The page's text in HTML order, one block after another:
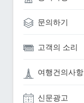
문의하기
고객의 소리
여행건의사항
신문광고